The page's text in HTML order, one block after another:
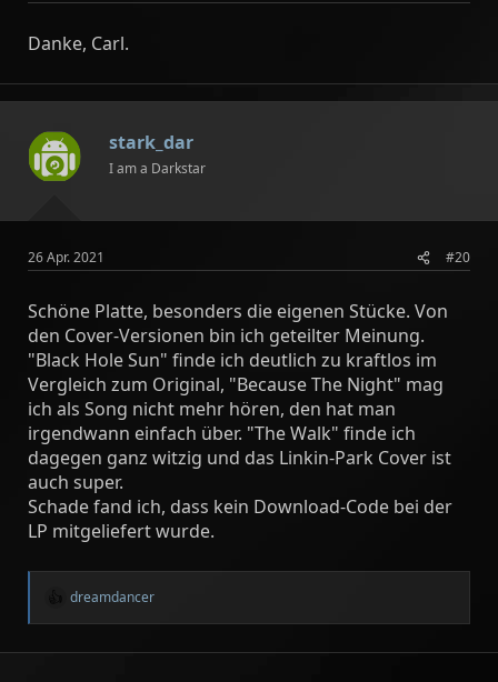
Danke, Carl.
stark_dar
I am a Darkstar
26 Apr. 2021 #20
Schöne Platte, besonders die eigenen Stücke. Von
den Cover-Versionen bin ich geteilter Meinung.
"Black Hole Sun" finde ich deutlich zu kraftlos im
Vergleich zum Original, "Because The Night" mag
ich als Song nicht mehr hören, den hat man
irgendwann einfach über. "The Walk" finde ich
dagegen ganz witzig und das Linkin-Park Cover ist
auch super.
Schade fand ich, dass kein Download-Code bei der
LP mitgeliefert wurde.
R
e
k
dreamdancer